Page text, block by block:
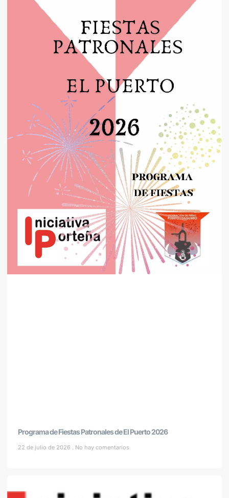
Programa de Fiestas Patronales de El Puerto 2026
22 de julio de 2026 No hay comentarios